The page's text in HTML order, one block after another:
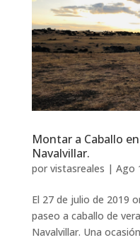
Montar a Caballo
Navalvillar.
por vistasreales | Ago
El 27 de julio de 2019
paseo a caballo de
Navalvillar. Una